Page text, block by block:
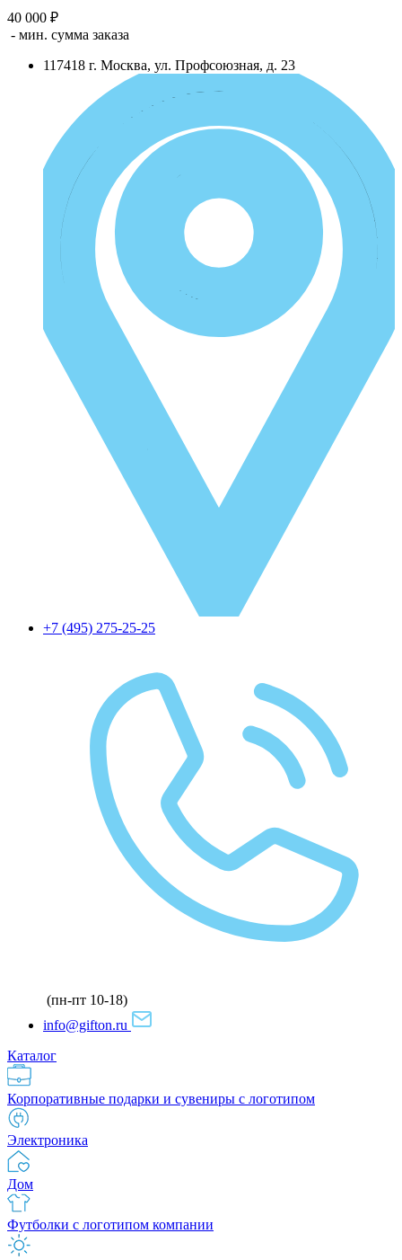
40 000 ₽
- мин. сумма заказа
117418 г. Москва, ул. Профсоюзная, д. 23
+7 (495) 275-25-25
(пн-пт 10-18)
info@gifton.ru
Каталог
Корпоративные подарки и сувениры с логотипом
Электроника
Дом
Футболки с логотипом компании